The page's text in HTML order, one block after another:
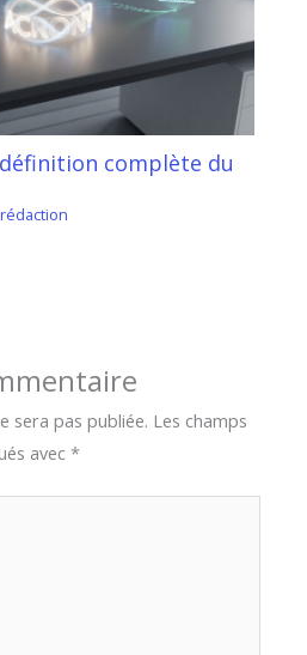
complète du
sera pas publiée. Les champs
avec*